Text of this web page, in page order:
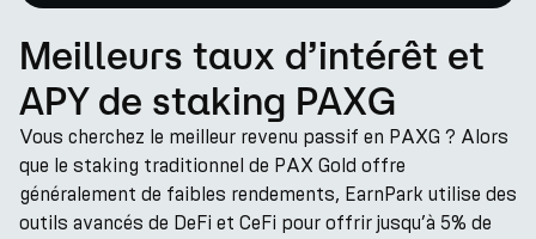
Meilleurs taux d’intérêt et
APY de staking PAXG
Vous cherchez le meilleur revenu passif en PAXG ? Alors
que le staking traditionnel de PAX Gold offre
généralement de faibles rendements, EarnPark utilise des
outils avancés de DeFi et CeFi pour offrir jusqu’à 5% de